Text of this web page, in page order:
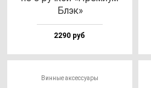
Блэк»
2290 руб
Винные аксессуары